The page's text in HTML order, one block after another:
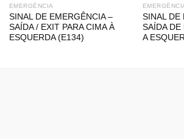
EMERGÊNCIA
SINAL DE EMERGÊNCIA –
SAÍDA / EXIT PARA CIMA À
ESQUERDA (E134)
SINAL DE
SAÍDA DE
A